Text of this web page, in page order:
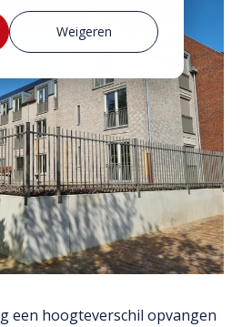
Weigeren
een hoogteverschil opvangen